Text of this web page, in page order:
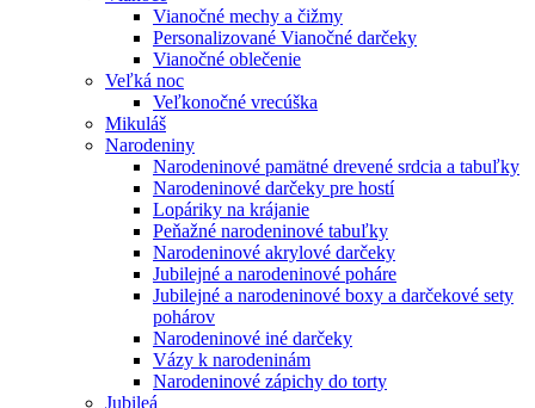
Vianočné mechy a čižmy
Personalizované Vianočné darčeky
Vianočné oblečenie
Veľká noc
Veľkonočné vrecúška
Mikuláš
Narodeniny
Narodeninové pamätné drevené srdcia a tabuľky
Narodeninové darčeky pre hostí
Lopáriky na krájanie
Peňažné narodeninové tabuľky
Narodeninové akrylové darčeky
Jubilejné a narodeninové poháre
Jubilejné a narodeninové boxy a darčekové sety
pohárov
Narodeninové iné darčeky
Vázy k narodeninám
Narodeninové zápichy do torty
Jubileá